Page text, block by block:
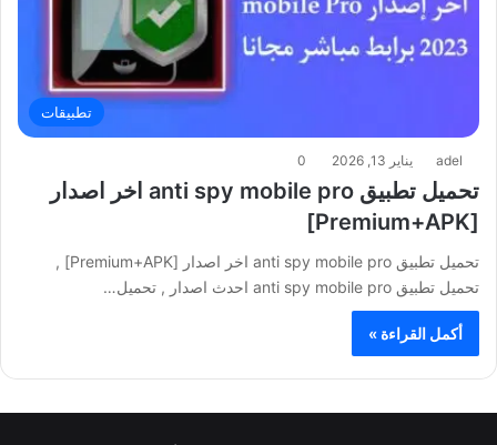
تطبيقات
adel يناير 13, 2026 0
تحميل تطبيق anti spy mobile pro اخر اصدار
[Premium+APK]
تحميل تطبيق anti spy mobile pro اخر اصدار [Premium+APK] ,
تحميل تطبيق anti spy mobile pro احدث اصدار , تحميل…
أكمل القراءة »